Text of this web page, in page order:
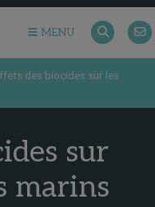
MENU
des biocides sur les
sur
marins